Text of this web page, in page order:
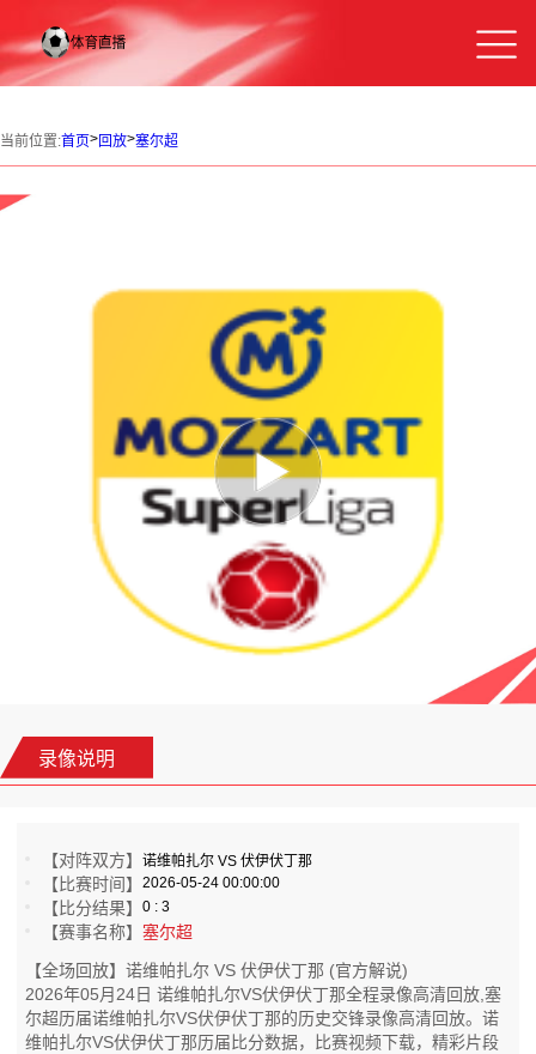
当前位置:首页>回放>塞尔超
录像说明
【对阵双方】诺维帕扎尔 VS 伏伊伏丁那
【比赛时间】2026-05-24 00:00:00
【比分结果】0 : 3
【赛事名称】塞尔超
【全场回放】诺维帕扎尔 VS 伏伊伏丁那 (官方解说)
2026年05月24日 诺维帕扎尔VS伏伊伏丁那全程录像高清回放,塞
尔超历届诺维帕扎尔VS伏伊伏丁那的历史交锋录像高清回放。诺
维帕扎尔VS伏伊伏丁那历届比分数据，比赛视频下载，精彩片段